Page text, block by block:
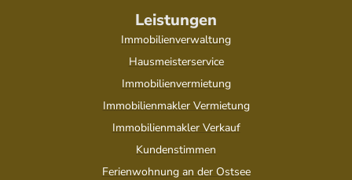
Leistungen
Immobilienverwaltung
Hausmeisterservice
Immobilienvermietung
Immobilienmakler Vermietung
Immobilienmakler Verkauf
Kundenstimmen
Ferienwohnung an der Ostsee